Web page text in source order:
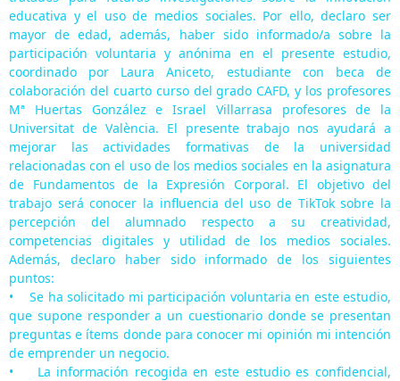
educativa y el uso de medios sociales. Por ello, declaro ser
mayor de edad, además, haber sido informado/a sobre la
participación voluntaria y anónima en el presente estudio,
coordinado por Laura Aniceto, estudiante con beca de
colaboración del cuarto curso del grado CAFD, y los profesores
Mª Huertas González e Israel Villarrasa profesores de la
Universitat de València. El presente trabajo nos ayudará a
mejorar las actividades formativas de la universidad
relacionadas con el uso de los medios sociales en la asignatura
de Fundamentos de la Expresión Corporal. El objetivo del
trabajo será conocer la influencia del uso de TikTok sobre la
percepción del alumnado respecto a su creatividad,
competencias digitales y utilidad de los medios sociales.
Además, declaro haber sido informado de los siguientes
puntos:
• Se ha solicitado mi participación voluntaria en este estudio,
que supone responder a un cuestionario donde se presentan
preguntas e ítems donde para conocer mi opinión mi intención
de emprender un negocio.
• La información recogida en este estudio es confidencial,